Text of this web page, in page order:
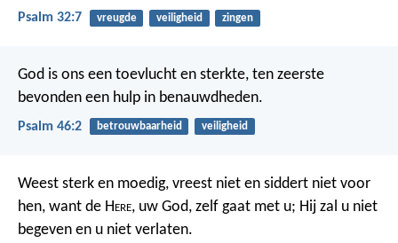
Psalm 32:7 vreugde veiligheid zingen
God is ons een toevlucht en sterkte, ten zeerste
bevonden een hulp in benauwdheden.
Psalm 46:2 betrouwbaarheid veiligheid
Weest sterk en moedig, vreest niet en siddert niet voor
hen, want de Here, uw God, zelf gaat met u; Hij zal u niet
begeven en u niet verlaten.